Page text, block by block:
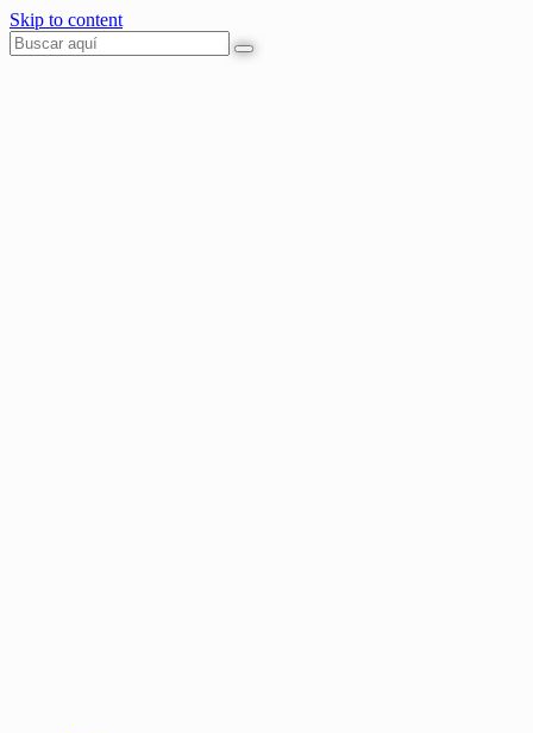
Skip to content